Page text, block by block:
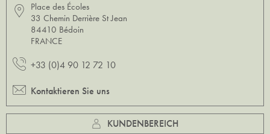
Place des Écoles
33 Chemin Derrière St Jean
84410 Bédoin
FRANCE
+33 (0)4 90 12 72 10
Kontaktieren Sie uns
KUNDENBEREICH